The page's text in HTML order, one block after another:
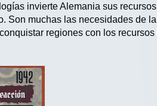
invierte Alemania sus
Son muchas las necesidades de
regiones con los